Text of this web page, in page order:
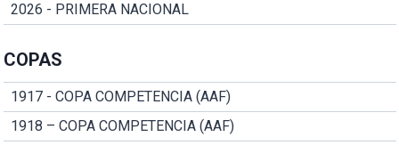
2026 - PRIMERA NACIONAL
COPAS
1917 - COPA COMPETENCIA (AAF)
1918 – COPA COMPETENCIA (AAF)